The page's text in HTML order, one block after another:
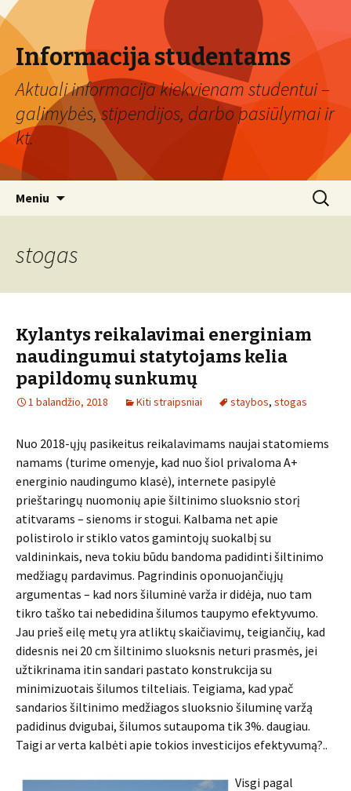
Informacija studentams
Aktuali informacija kiekvienam studentui –
galimybės, stipendijos, darbo pasiūlymai ir
kt.
Meniu Ieškoti:
stogas
Kylantys reikalavimai energiniam
naudingumui statytojams kelia
papildomų sunkumų
1 balandžio, 2018 Kiti straipsniai staybos, stogas
Nuo 2018-ųjų pasikeitus reikalavimams naujai statomiems
namams (turime omenyje, kad nuo šiol privaloma A+
energinio naudingumo klasė), internete pasipylė
prieštaringų nuomonių apie šiltinimo sluoksnio storį
atitvarams – sienoms ir stogui. Kalbama net apie
polistirolo ir stiklo vatos gamintojų suokalbį su
valdininkais, neva tokiu būdu bandoma padidinti šiltinimo
medžiagų pardavimus. Pagrindinis oponuojančiųjų
argumentas – kad nors šiluminė varža ir didėja, nuo tam
tikro taško tai nebedidina šilumos taupymo efektyvumo.
Jau prieš eilę metų yra atliktų skaičiavimų, teigiančių, kad
didesnis nei 20 cm šiltinimo sluoksnis neturi prasmės, jei
užtikrinama itin sandari pastato konstrukcija su
minimizuotais šilumos tilteliais. Teigiama, kad ypač
sandarios šiltinimo medžiagos sluoksnio šiluminę varžą
padidinus dvigubai, šilumos sutaupoma tik 3%. daugiau.
Taigi ar verta kalbėti apie tokios investicijos efektyvumą?..
Visgi pagal